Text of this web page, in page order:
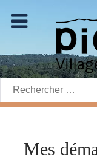
Rechercher:
Mes